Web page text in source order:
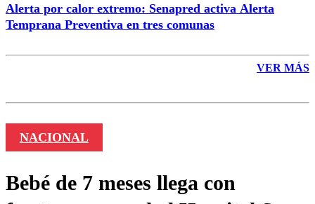
Alerta por calor extremo: Senapred activa Alerta
Temprana Preventiva en tres comunas
VER MÁS
NACIONAL
Bebé de 7 meses llega con